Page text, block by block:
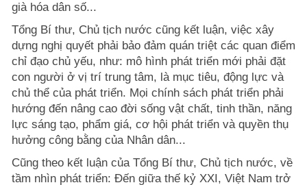
già hóa dân số...
Tổng Bí thư, Chủ tịch nước cũng kết luận, việc xây
dựng nghị quyết phải bảo đảm quán triệt các quan điểm
chỉ đạo chủ yếu, như: mô hình phát triển mới phải đặt
con người ở vị trí trung tâm, là mục tiêu, động lực và
chủ thể của phát triển. Mọi chính sách phát triển phải
hướng đến nâng cao đời sống vật chất, tinh thần, năng
lực sáng tạo, phẩm giá, cơ hội phát triển và quyền thụ
hưởng công bằng của Nhân dân...
Cũng theo kết luận của Tổng Bí thư, Chủ tịch nước, về
tầm nhìn phát triển: Đến giữa thế kỷ XXI, Việt Nam trở